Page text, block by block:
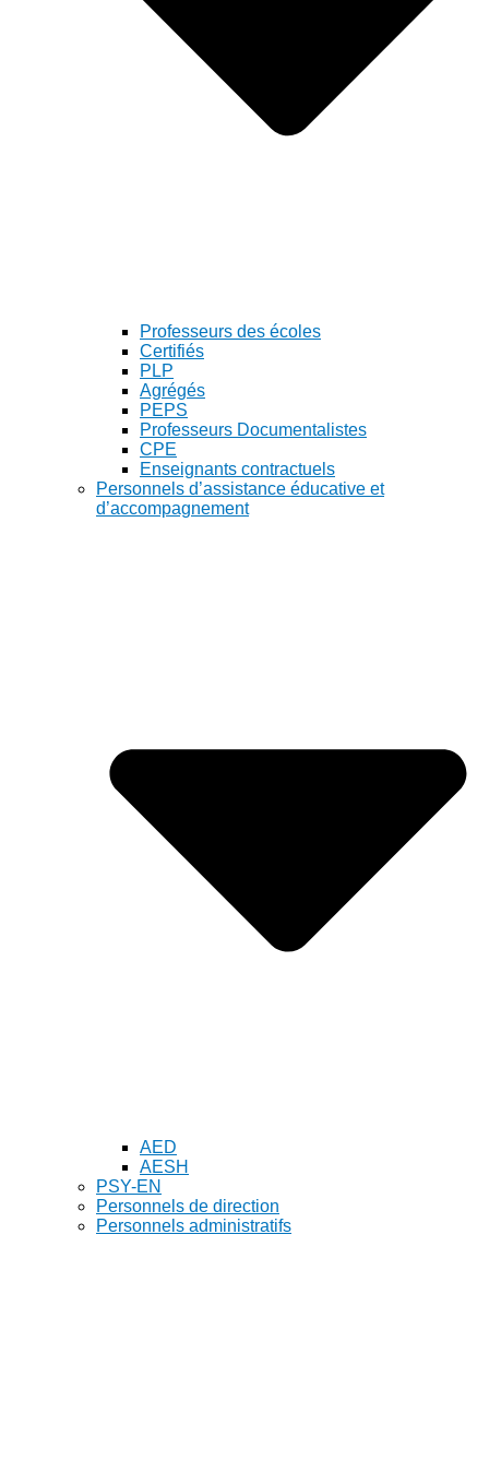
Professeurs des écoles
Certifiés
PLP
Agrégés
PEPS
Professeurs Documentalistes
CPE
Enseignants contractuels
Personnels d’assistance éducative et
d’accompagnement
AED
AESH
PSY-EN
Personnels de direction
Personnels administratifs